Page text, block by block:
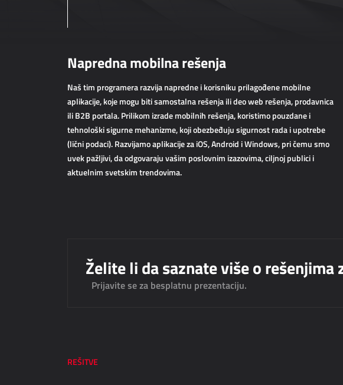
Napredna mobilna rešenja
Naš tim programera razvija napredne i korisniku prilagođene mobilne
aplikacije, koje mogu biti samostalna rešenja ili deo web rešenja, prodavnica
ili B2B portala. Prilikom izrade mobilnih rešenja, koristimo pouzdane i
tehnološki sigurne mehanizme, koji obezbeđuju sigurnost rada i upotrebe
(lični podaci). Razvijamo aplikacije za iOS, Android i Windows, pri čemu smo
uvek pažljivi, da odgovaraju vašim poslovnim izazovima, ciljnoj publici i
aktuelnim svetskim trendovima.
Želite li da saznate više o
Prijavite se za besplatnu prezentaciju.
REŠITVE